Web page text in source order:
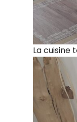
La cuisine